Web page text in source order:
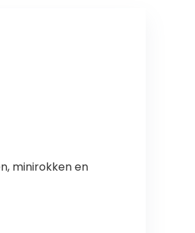
minirokken en